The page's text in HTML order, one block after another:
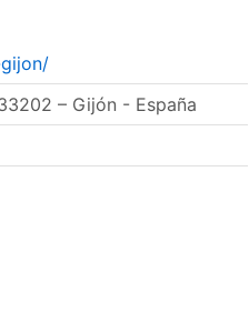
– Gijón - España